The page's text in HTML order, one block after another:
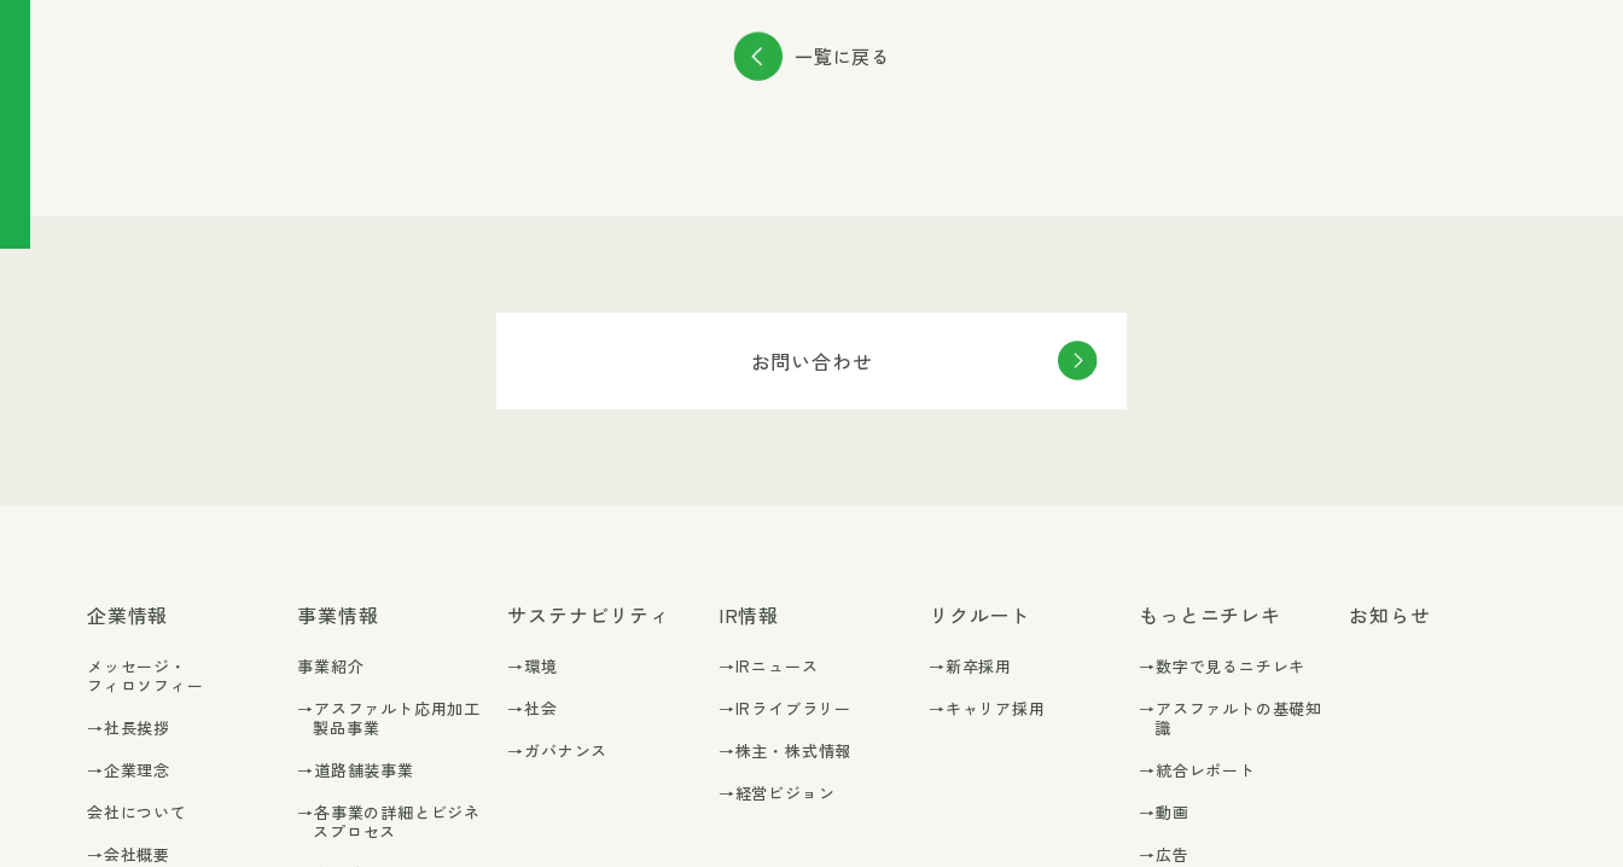
一覧に戻る
お問い合わせ
企業情報
メッセージ・
フィロソフィー
→社長挨拶
→企業理念
会社について
→会社概要
事業情報
事業紹介
→アスファルト応用加工
製品事業
→道路舗装事業
→各事業の詳細とビジネ
スプロセス
サステナビリティ
→環境
→社会
→ガバナンス
IR情報
→IRニュース
→IRライブラリー
→株主・株式情報
→経営ビジョン
リクルート
→新卒採用
→キャリア採用
もっとニチレキ
→数字で見るニチレキ
→アスファルトの基礎知
識
→統合レポート
→動画
→広告
お知らせ